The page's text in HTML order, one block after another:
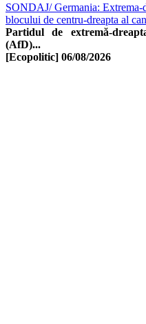
SONDAJ/ Germania: Extrema-
blocului de centru-dreapta al
Partidul de extremă-
(AfD)...
[Ecopolitic] 06/08/2026